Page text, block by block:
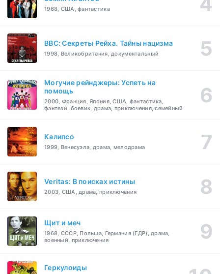
1968, США, фантастика
BBC: Секреты Рейха. Тайны нацизма
1998, Великобритания, документальный
Могучие рейнджеры: Успеть на
помощь
2000, Франция, Япония, США, фантастика,
фэнтези, боевик, драма, приключения, семейный
Калипсо
1999, Венесуэла, драма, мелодрама
Veritas: В поисках истины
2003, США, драма, приключения
Щит и меч
1968, СССР, Польша, Германия (ГДР), драма,
военный, приключения
Геркулоиды